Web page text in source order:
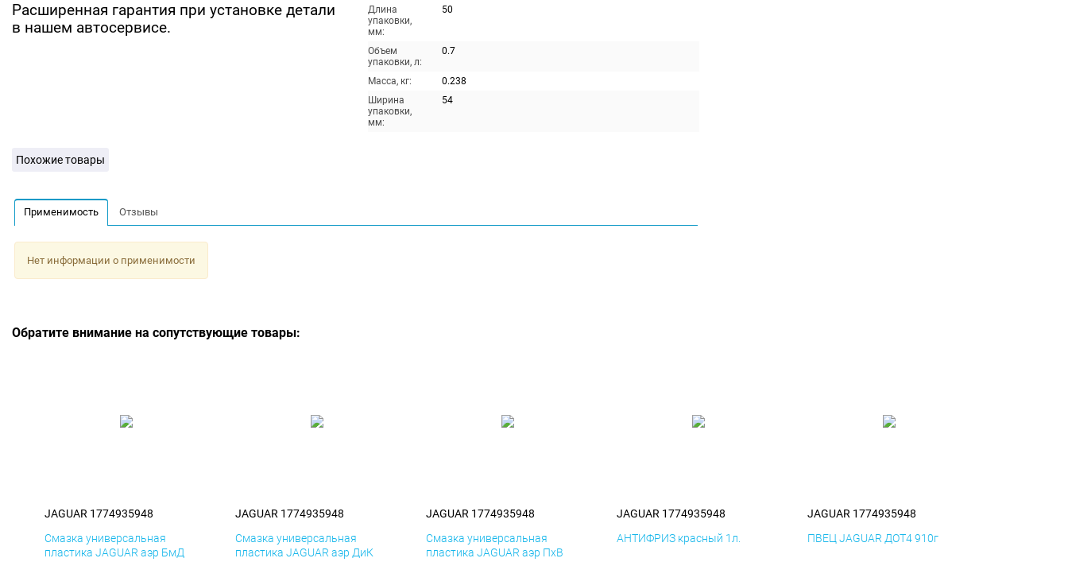
Расширенная гарантия при установке детали
в нашем автосервисе.
Длина
упаковки,
мм:
50
Объем
упаковки, л:
0.7
Масса, кг:
0.238
Ширина
упаковки,
мм:
54
Похожие товары
Применимость Отзывы
Нет информации о применимости
Обратите внимание на сопутствующие товары:
JAGUAR 1774935948
Смазка универсальная
пластика JAGUAR аэр БмД
JAGUAR 1774935948
Смазка универсальная
пластика JAGUAR аэр ДиК
JAGUAR 1774935948
Смазка универсальная
пластика JAGUAR аэр ПхВ
JAGUAR 1774935948
АНТИФРИЗ красный 1л.
JAGUAR 1774935948
ПВЕЦ JAGUAR ДОТ4 910г